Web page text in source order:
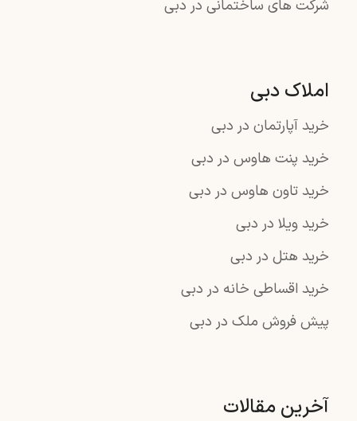
شرکت های ساختمانی در دبی
املاک دبی
خرید آپارتمان در دبی
خرید پنت هاوس در دبی
خرید تاون هاوس در دبی
خرید ویلا در دبی
خرید هتل در دبی
خرید اقساطی خانه در دبی
پیش فروش ملک در دبی
آخرین مقالات